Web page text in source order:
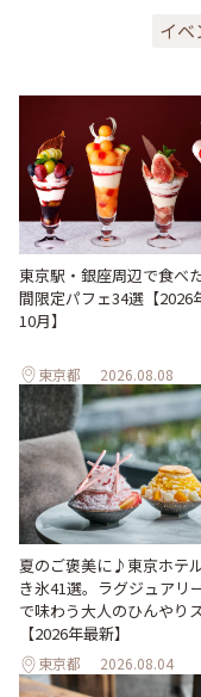
イベ
東京駅・銀座周辺で食べ
間限定パフェ34選【2026
10月】
東京都 2026.08.08
夏のご褒美に♪東京ホテ
き氷41選。ラグジュアリ
で味わう大人のひんやり
【2026年最新】
東京都 2026.08.04